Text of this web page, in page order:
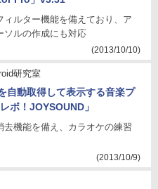
ィルター機能を備えており、ア
ソルの作成にも対応
(2013/10/10)
研究室
自動取得して表示する音楽プ
ボ！JOYSOUND」
去機能を備え、カラオケの練習
(2013/10/9)